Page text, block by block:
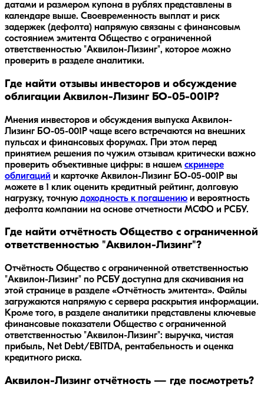
датами и размером купона в рублях представлены в
календаре выше. Своевременность выплат и риск
задержек (дефолта) напрямую связаны с финансовым
состоянием эмитента Общество с ограниченной
ответственностью "Аквилон-Лизинг", которое можно
проверить в разделе аналитики.
Где найти отзывы инвесторов и обсуждение
облигации Аквилон-Лизинг БО-05-001P?
Мнения инвесторов и обсуждения выпуска Аквилон-
Лизинг БО-05-001P чаще всего встречаются на внешних
пульсах и финансовых форумах. При этом перед
принятием решения по чужим отзывам критически важно
проверить объективные цифры: в нашем скринере
облигаций и карточке Аквилон-Лизинг БО-05-001P вы
можете в 1 клик оценить кредитный рейтинг, долговую
нагрузку, точную доходность к погашению и вероятность
дефолта компании на основе отчетности МСФО и РСБУ.
Где найти отчётность Общество с ограниченной
ответственностью "Аквилон-Лизинг"?
Отчётность Общество с ограниченной ответственностью
"Аквилон-Лизинг" по РСБУ доступна для скачивания на
этой странице в разделе «Отчётность эмитента». Файлы
загружаются напрямую с сервера раскрытия информации.
Кроме того, в разделе аналитики представлены ключевые
финансовые показатели Общество с ограниченной
ответственностью "Аквилон-Лизинг": выручка, чистая
прибыль, Net Debt/EBITDA, рентабельность и оценка
кредитного риска.
Аквилон-Лизинг отчётность — где посмотреть?